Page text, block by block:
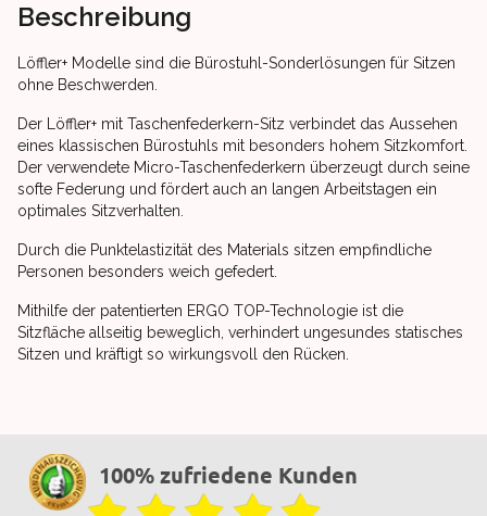
Beschreibung
Löffler+ Modelle sind die Bürostuhl-Sonderlösungen für Sitzen
ohne Beschwerden.
Der Löffler+ mit Taschenfederkern-Sitz verbindet das Aussehen
eines klassischen Bürostuhls mit besonders hohem Sitzkomfort.
Der verwendete Micro-Taschenfederkern überzeugt durch seine
softe Federung und fördert auch an langen Arbeitstagen ein
optimales Sitzverhalten.
Durch die Punktelastizität des Materials sitzen empfindliche
Personen besonders weich gefedert.
Mithilfe der patentierten ERGO TOP-Technologie ist die
Sitzfläche allseitig beweglich, verhindert ungesundes statisches
Sitzen und kräftigt so wirkungsvoll den Rücken.
100% zufriedene Kunden